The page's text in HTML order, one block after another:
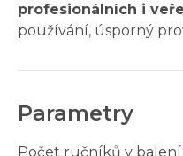
profesionálních i
používání, úsporný
Parametry
Počet ručníků v balení